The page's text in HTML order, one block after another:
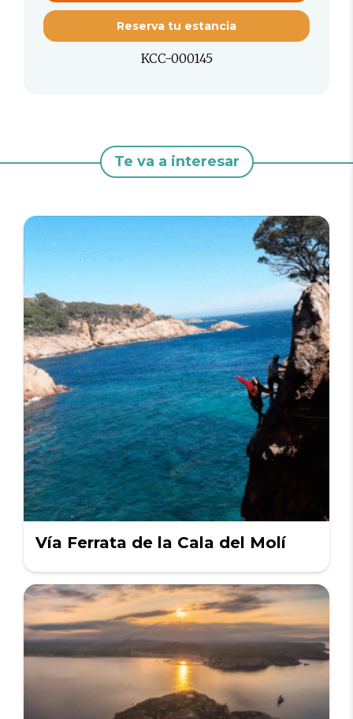
Reserva tu estancia
KCC-000145
Te va a interesar
Vía Ferrata de la Cala del Molí